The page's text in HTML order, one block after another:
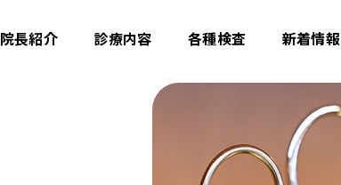
院長紹介 診療内容 各種検査 新着情報